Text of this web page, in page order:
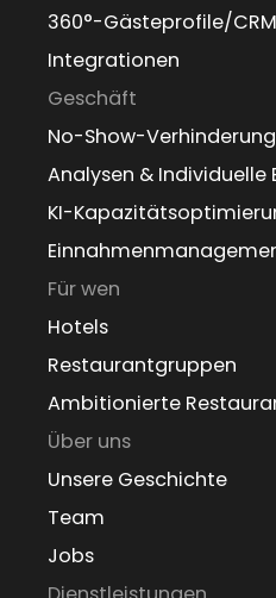
360°-Gästeprofile/CRM
Integrationen
Geschäft
No-Show-Verhinderung
Analysen & Individuelle
KI-
Für wen
Hotels
Restaurantgruppen
Ambitionierte
Über uns
Unsere Geschichte
Team
Jobs